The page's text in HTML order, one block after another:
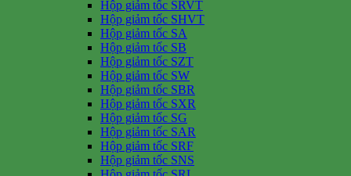
Hộp giảm tốc SRVT
Hộp giảm tốc SHVT
Hộp giảm tốc SA
Hộp giảm tốc SB
Hộp giảm tốc SZT
Hộp giảm tốc SW
Hộp giảm tốc SBR
Hộp giảm tốc SXR
Hộp giảm tốc SG
Hộp giảm tốc SAR
Hộp giảm tốc SRF
Hộp giảm tốc SNS